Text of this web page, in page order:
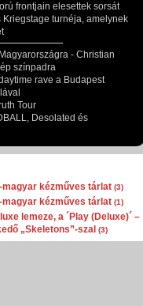
frontjain elesettek sorsát
turnéja, amelynek
- Christian
színpadra
rave a Budapest
Tour
Desolated és
magyar kézműves tárlat (3)
magyar kézműves tárlat (1)
lemeze, a ´Play (Deluxe)´ –
„Skeletons”-szal (3)